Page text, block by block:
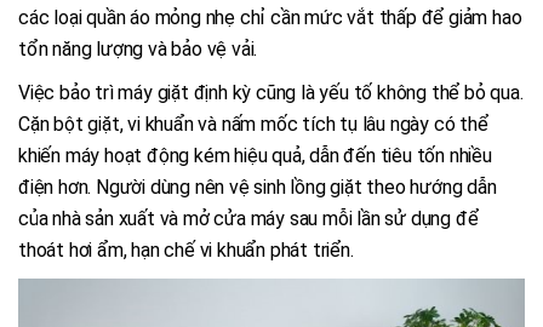
các loại quần áo mỏng nhẹ chỉ cần mức vắt thấp để giảm hao
tổn năng lượng và bảo vệ vải.
Việc bảo trì máy giặt định kỳ cũng là yếu tố không thể bỏ qua.
Cặn bột giặt, vi khuẩn và nấm mốc tích tụ lâu ngày có thể
khiến máy hoạt động kém hiệu quả, dẫn đến tiêu tốn nhiều
điện hơn. Người dùng nên vệ sinh lồng giặt theo hướng dẫn
của nhà sản xuất và mở cửa máy sau mỗi lần sử dụng để
thoát hơi ẩm, hạn chế vi khuẩn phát triển.